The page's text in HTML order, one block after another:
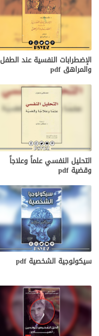
الإضطرابات النفسية عند الطفل
والمراهق pdf
التحليل النفسي علماً وعلاجاً
وقضية pdf
سيكولوجية الشخصية pdf